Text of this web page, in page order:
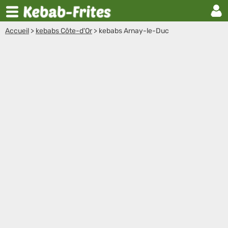
Accueil > kebabs Côte-d'Or > kebabs Arnay-le-Duc